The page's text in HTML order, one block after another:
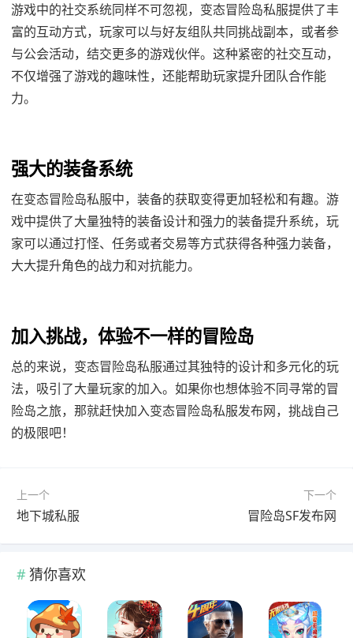
游戏中的社交系统同样不可忽视，变态冒险岛私服提供了丰
富的互动方式，玩家可以与好友组队共同挑战副本，或者参
与公会活动，结交更多的游戏伙伴。这种紧密的社交互动，
不仅增强了游戏的趣味性，还能帮助玩家提升团队合作能
力。
强大的装备系统
在变态冒险岛私服中，装备的获取变得更加轻松和有趣。游
戏中提供了大量独特的装备设计和强力的装备提升系统，玩
家可以通过打怪、任务或者交易等方式获得各种强力装备，
大大提升角色的战力和对抗能力。
加入挑战，体验不一样的冒险岛
总的来说，变态冒险岛私服通过其独特的设计和多元化的玩
法，吸引了大量玩家的加入。如果你也想体验不同寻常的冒
险岛之旅，那就赶快加入变态冒险岛私服发布网，挑战自己
的极限吧！
上一个
地下城私服
下一个
冒险岛SF发布网
猜你喜欢